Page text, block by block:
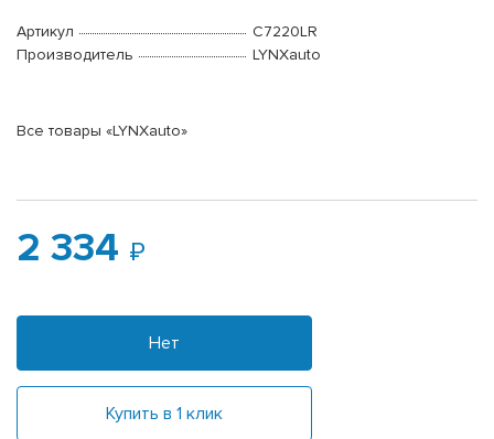
Артикул
C7220LR
Производитель
LYNXauto
Все товары «LYNXauto»
2 334
Нет
Купить в 1 клик